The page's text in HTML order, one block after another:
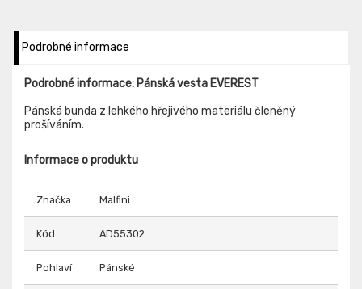
Podrobné informace
Podrobné informace: Pánská vesta EVEREST
Pánská bunda z lehkého hřejivého materiálu členěný
prošíváním.
Informace o produktu
Značka Malfini
Kód AD55302
Pohlaví Pánské